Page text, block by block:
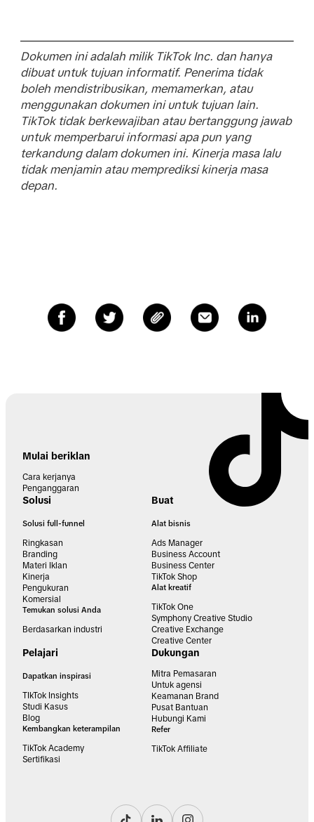
Dokumen ini adalah milik TikTok Inc. dan hanya
dibuat untuk tujuan informatif. Penerima tidak
boleh mendistribusikan, memamerkan, atau
menggunakan dokumen ini untuk tujuan lain.
TikTok tidak berkewajiban atau bertanggung jawab
untuk memperbarui informasi apa pun yang
terkandung dalam dokumen ini. Kinerja masa lalu
tidak menjamin atau memprediksi kinerja masa
depan.
Mulai beriklan
Cara kerjanya
Penganggaran
Solusi
Solusi full-funnel
Ringkasan
Branding
Materi Iklan
Kinerja
Pengukuran
Komersial
Temukan solusi Anda
Berdasarkan industri
Buat
Alat bisnis
Ads Manager
Business Account
Business Center
TikTok Shop
Alat kreatif
TikTok One
Symphony Creative Studio
Creative Exchange
Creative Center
Pelajari
Dapatkan inspirasi
TIkTok Insights
Studi Kasus
Blog
Kembangkan keterampilan
TikTok Academy
Sertifikasi
Dukungan
Mitra Pemasaran
Untuk agensi
Keamanan Brand
Pusat Bantuan
Hubungi Kami
Refer
TikTok Affiliate